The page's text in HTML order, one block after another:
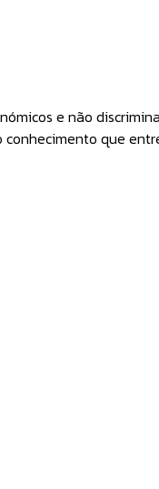
e não
que